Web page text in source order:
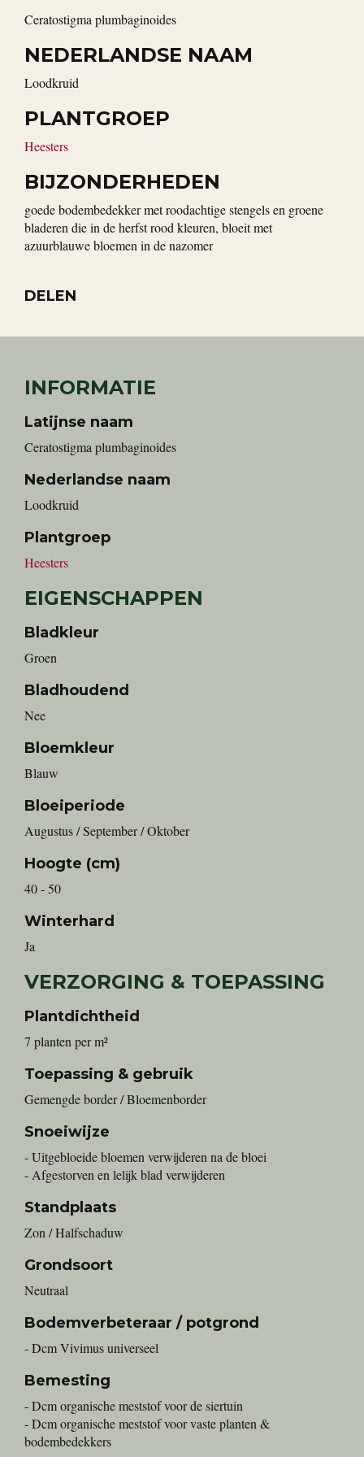
Ceratostigma plumbaginoides
NEDERLANDSE NAAM
loodkruid
PLANTGROEP
Heesters
BIJZONDERHEDEN
goede bodembedekker met roodachtige stengels en groene
bladeren die in de herfst rood kleuren, bloeit met
azuurblauwe bloemen in de nazomer
DELEN
INFORMATIE
Latijnse naam
Ceratostigma plumbaginoides
Nederlandse naam
loodkruid
Plantgroep
Heesters
EIGENSCHAPPEN
Bladkleur
Groen
Bladhoudend
Nee
Bloemkleur
Blauw
Bloeiperiode
Augustus / September / Oktober
Hoogte (cm)
40 - 50
Winterhard
Ja
VERZORGING & TOEPASSING
Plantdichtheid
7 planten per m²
Toepassing & gebruik
Gemengde border / Bloemenborder
Snoeiwijze
- Uitgebloeide bloemen verwijderen na de bloei
- Afgestorven en lelijk blad verwijderen
Standplaats
Zon / Halfschaduw
Grondsoort
Neutraal
Bodemverbeteraar / potgrond
- Dcm Vivimus universeel
Bemesting
- Dcm organische meststof voor de siertuin
- Dcm organische meststof voor vaste planten &
bodembedekkers